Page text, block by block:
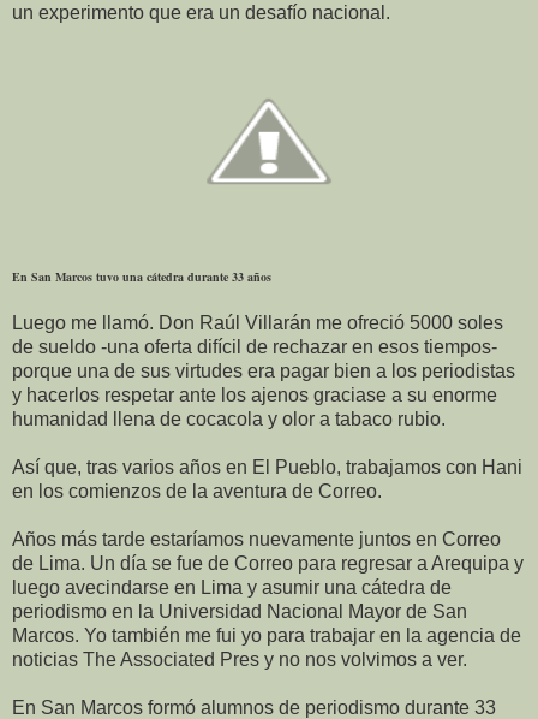
un experimento que era un desafío nacional.
En San Marcos tuvo una cátedra durante 33 años
Luego me llamó. Don Raúl Villarán me ofreció 5000 soles
de sueldo -una oferta difícil de rechazar en esos tiempos-
porque una de sus virtudes era pagar bien a los periodistas
y hacerlos respetar ante los ajenos graciase a su enorme
humanidad llena de cocacola y olor a tabaco rubio.
Así que, tras varios años en El Pueblo, trabajamos con Hani
en los comienzos de la aventura de Correo.
Años más tarde estaríamos nuevamente juntos en Correo
de Lima. Un día se fue de Correo para regresar a Arequipa y
luego avecindarse en Lima y asumir una cátedra de
periodismo en la Universidad Nacional Mayor de San
Marcos. Yo también me fui yo para trabajar en la agencia de
noticias The Associated Pres y no nos volvimos a ver.
En San Marcos formó alumnos de periodismo durante 33